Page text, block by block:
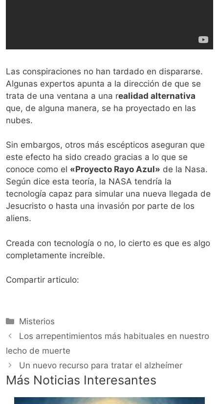
Las conspiraciones no han tardado en dispararse.
Algunas expertos apunta a la dirección de que se
trata de una ventana a una realidad alternativa
que, de alguna manera, se ha proyectado en las
nubes.
Sin embargos, otros más escépticos aseguran que
este efecto ha sido creado gracias a lo que se
conoce como el «Proyecto Rayo Azul» de la Nasa.
Según dice esta teoría, la NASA tendría la
tecnología capaz para simular una nueva llegada de
Jesucristo o hasta una invasión por parte de los
aliens.
Creada con tecnología o no, lo cierto es que es algo
completamente increíble.
Compartir articulo:
Categorías
Misterios
Los arrepentimientos más habituales en nuestro
lecho de muerte
Un nuevo recurso para tratar el alzheímer
Más Noticias Interesantes